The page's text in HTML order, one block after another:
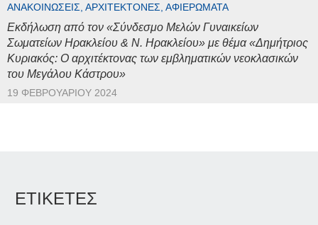
ΑΝΑΚΟΙΝΏΣΕΙΣ, ΑΡΧΙΤΈΚΤΟΝΕΣ, ΑΦΙΕΡΏΜΑΤΑ
Εκδήλωση από τον «Σύνδεσμο Μελών Γυναικείων
Σωματείων Ηρακλείου & Ν. Ηρακλείου» με θέμα «Δημήτριος
Κυριακός: Ο αρχιτέκτονας των εμβληματικών νεοκλασικών
του Μεγάλου Κάστρου»
19 ΦΕΒΡΟΥΑΡΊΟΥ 2024
ΕΤΙΚΕΤΕΣ